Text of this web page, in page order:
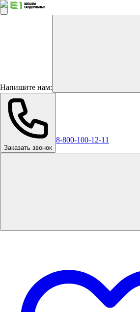
Напишите нам:
Заказать звонок
8-800-100-12-11